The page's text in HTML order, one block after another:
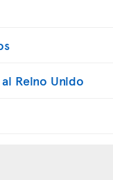
Reino Unido